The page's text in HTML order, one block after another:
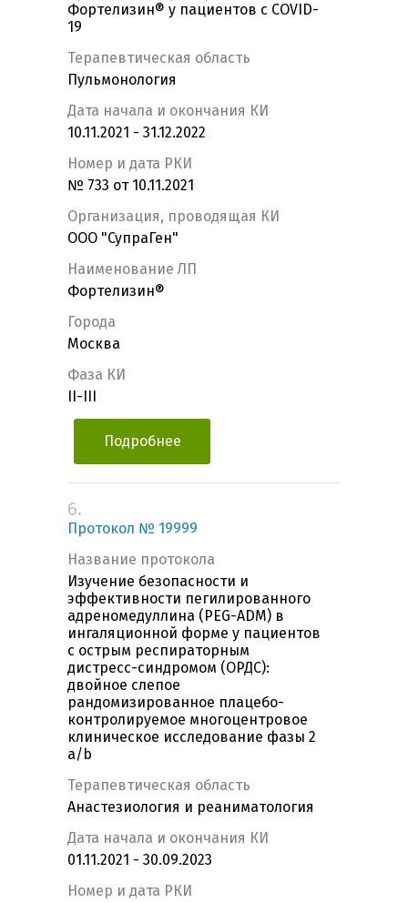
Фортелизин® у пациентов с COVID-
19
Терапевтическая область
Пульмонология
Дата начала и окончания КИ
10.11.2021 - 31.12.2022
Номер и дата РКИ
№ 733 от 10.11.2021
Организация, проводящая КИ
ООО "СупраГен"
Наименование ЛП
Фортелизин®
Города
Москва
Фаза КИ
II-III
Подробнее
6.
Протокол № 19999
Название протокола
Изучение безопасности и
эффективности пегилированного
адреномедуллина (PEG-ADM) в
ингаляционной форме у пациентов
с острым респираторным
дистресс-синдромом (ОРДС):
двойное слепое
рандомизированное плацебо-
контролируемое многоцентровое
клиническое исследование фазы 2
а/b
Терапевтическая область
Анастезиология и реаниматология
Дата начала и окончания КИ
01.11.2021 - 30.09.2023
Номер и дата РКИ